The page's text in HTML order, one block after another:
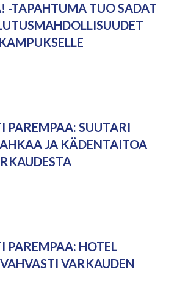
-TAPAHTUMA TUO SADAT
PAREMPAA: SUUTARI
JA KÄDENTAITOA
PAREMPAA: HOTEL
VARKAUDEN